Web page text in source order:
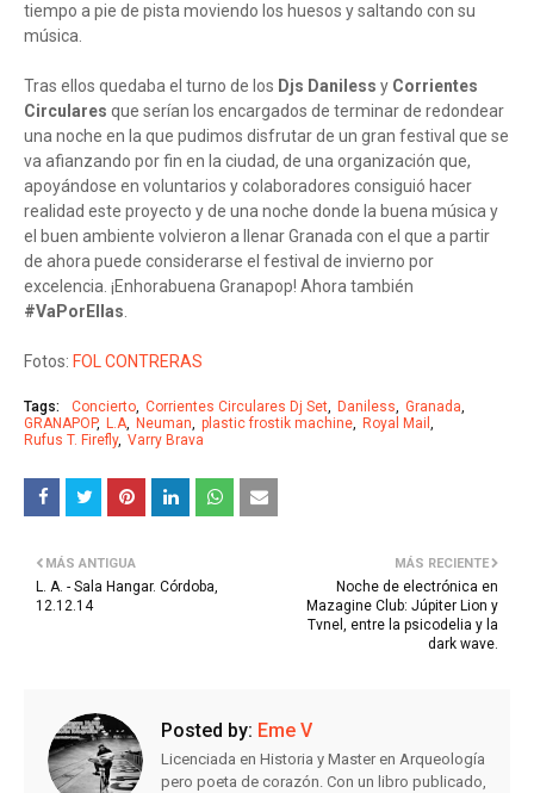
tiempo a pie de pista moviendo los huesos y saltando con su
música.
Tras ellos quedaba el turno de los Djs Daniless y Corrientes
Circulares que serían los encargados de terminar de redondear
una noche en la que pudimos disfrutar de un gran festival que se
va afianzando por fin en la ciudad, de una organización que,
apoyándose en voluntarios y colaboradores consiguió hacer
realidad este proyecto y de una noche donde la buena música y
el buen ambiente volvieron a llenar Granada con el que a partir
de ahora puede considerarse el festival de invierno por
excelencia. ¡Enhorabuena Granapop! Ahora también
#VaPorEllas.
Fotos: FOL CONTRERAS
Tags: Concierto Corrientes Circulares Dj Set Daniless
Granada
GRANAPOP
L.A Neuman plastic frostik machine
Royal Mail
Rufus T. Firefly Varry Brava
MÁS RECIENTE
Noche de electrónica en
Mazagine Club: Júpiter Lion y
Tvnel, entre la psicodelia y la
dark wave.
MÁS ANTIGUA
L. A. - Sala Hangar. Córdoba,
12.12.14
Posted by: Eme V
Licenciada en Historia y Master en Arqueología
pero poeta de corazón. Con un libro publicado,